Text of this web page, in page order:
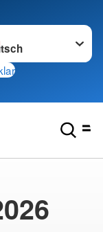
wechseln zu